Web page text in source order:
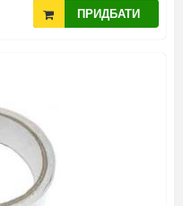
ПРИДБАТИ